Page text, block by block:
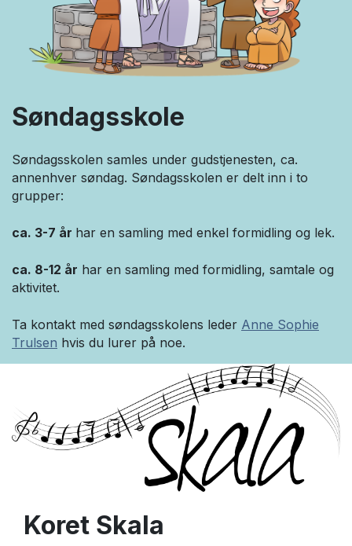
Søndagsskole
Søndagsskolen samles under gudstjenesten, ca.
annenhver søndag. Søndagsskolen er delt inn i to
grupper:
ca. 3-7 år har en samling med enkel formidling og lek.
ca. 8-12 år har en samling med formidling, samtale og
aktivitet.
Ta kontakt med søndagsskolens leder Anne Sophie
Trulsen hvis du lurer på noe.
Koret Skala